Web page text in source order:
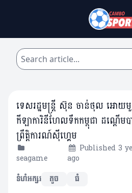
ទេសរដ្ឋមន្ត្រី ស៊ុន ចាន់ថុល អោយ
កីឡាការិនីហែលទឹកកម្ពុជា ដណ្តើម
ព្រឹត្តិការណ៍ស៊ីហ្គេម
seagame
Published 3
ago
ទំហំអក្សរ
តូច ធំ